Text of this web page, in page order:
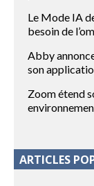
Le Mode IA
besoin de
Abby
son
Zoom étend
ARTICLES